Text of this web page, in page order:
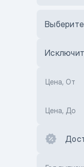
Цена, От
Цена, До